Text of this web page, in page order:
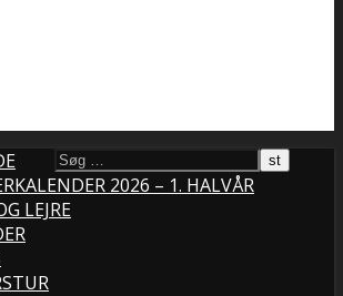
2026 – 1. HALVÅR
LEJRE